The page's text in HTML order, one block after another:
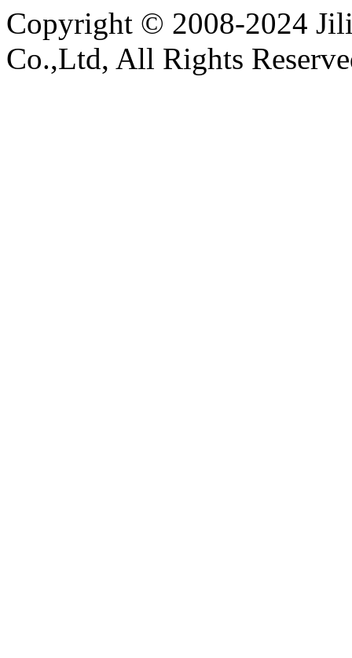
Copyright © 2008-2024
Co.,Ltd, All Rights